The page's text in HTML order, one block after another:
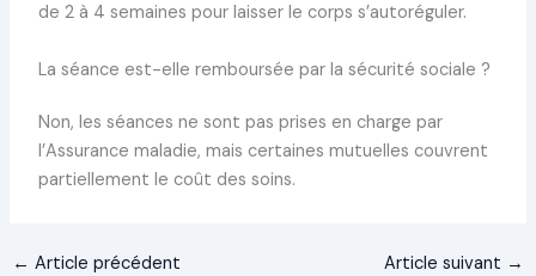
de 2 à 4 semaines pour laisser le corps s’autoréguler.
La séance est-elle remboursée par la sécurité sociale ?
Non, les séances ne sont pas prises en charge par
l’Assurance maladie, mais certaines mutuelles couvrent
partiellement le coût des soins.
← Article précédent Article suivant →